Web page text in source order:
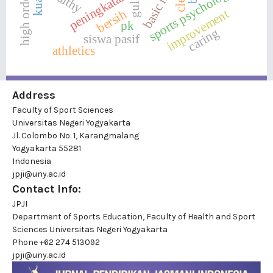
peningkatan sports psychology
bersih
pk
siswa pasif improvement
athletics caring
Address
Faculty of Sport Sciences
Universitas Negeri Yogyakarta
Jl. Colombo No. 1, Karangmalang
Yogyakarta 55281
Indonesia
jpji@uny.ac.id
Contact Info:
JPJI
Department of Sports Education, Faculty of Health and Sport
Sciences Universitas Negeri Yogyakarta
Phone+62 274 513092
jpji@uny.ac.id